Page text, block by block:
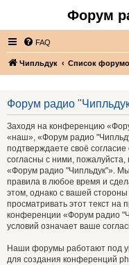
Форум
FAQ
Чипльдук Список
Форум радио
Заходя на конференцию
«наш», «Форум радио
подтверждаете своё
согласны с ними,
«Форум радио "Чипльдук"».
правила в любое время и
этом, однако с вашей
просматривать этот текст на
конференции «Форум радио
условий означает ваше
Наши форумы работают под
для создания конференций